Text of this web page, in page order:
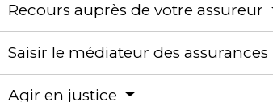
Recours auprès de votre assureur
Saisir le médiateur des assurances
Agir en justice